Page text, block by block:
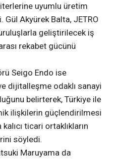
uyumlu üretim
Gül Akyürek Balta, JETRO
geliştirilecek iş
rekabet gücünü
Seigo Endo ise
dijitalleşme odaklı sanayi
belirterek, Türkiye ile
ilişkilerin güçlendirilmesi
ticari ortaklıkların
söyledi.
Maruyama da